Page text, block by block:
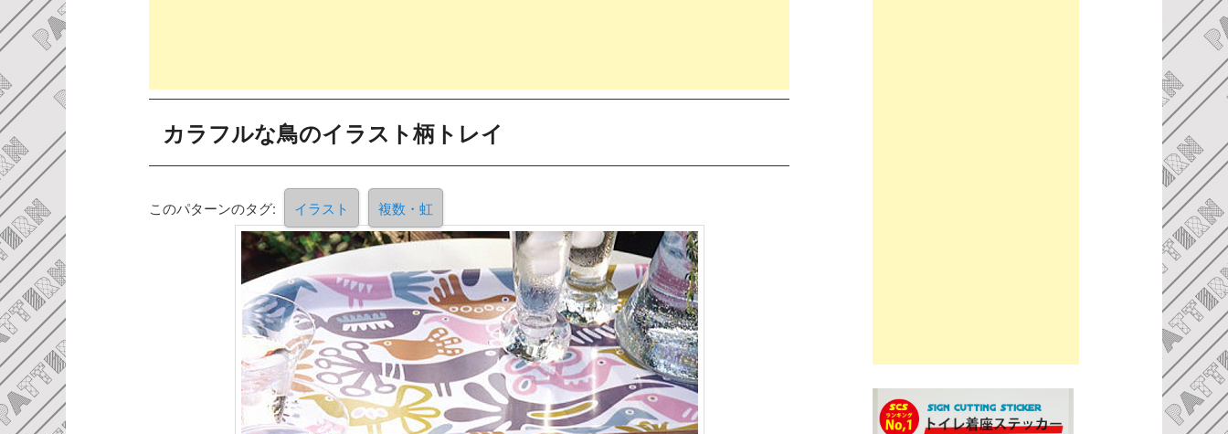
カラフルな鳥のイラスト柄トレイ
このパターンのタグ: イラスト 複数・虹